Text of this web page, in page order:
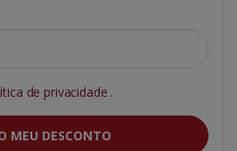
de privacidade .
MEU DESCONTO